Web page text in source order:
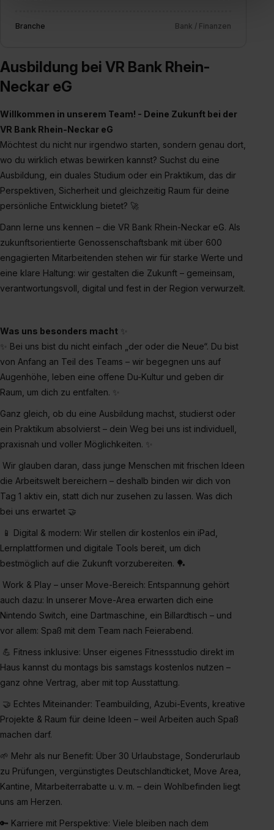
einverstanden, dass dir nach Setzen der Cookies externe
erforderliche personenbezogene Daten an Social Media
Dienste, ggfs. mit Sitz in den USA, übermittelt werden.
Eine Erlaubnis hierfür kannst du auch später noch im
bestimmte Verwendungszwecke zulassen, triff deine
Auswahl über die Checkboxen und klick auf „Auswahl
erlauben“. Die Einwilligung zur Platzierung von Cookies
der Kategorien „Präferenzen“, „Statistiken“ und „Social
Media und Marketing“ umfasst hierbei die Einwilligung
zur Übermittlung deiner Daten in die USA (Art. 49 Abs. 1
S. 1 lit. a) DS-GVO). Die USA verfügen über kein
Wirkung für die Zukunft ganz oder teilweise über unsere
Datenschutzerklärung unter dem Punkt „Datenschutz-
Einstellungen“ widerrufen. Weitere Informationen zu den
einzelnen Cookies findest du durch Klick auf „Details
Branche Bank / Finanzen
Ausbildung bei VR Bank Rhein-
Neckar eG
Willkommen in unserem Team! - Deine Zukunft bei der
VR Bank Rhein-Neckar eG
Möchtest du nicht nur irgendwo starten, sondern genau dort,
wo du wirklich etwas bewirken kannst? Suchst du eine
Ausbildung, ein duales Studium oder ein Praktikum, das dir
Perspektiven, Sicherheit und gleichzeitig Raum für deine
persönliche Entwicklung bietet? 🚀
Dann lerne uns kennen – die VR Bank Rhein-Neckar eG. Als
zukunftsorientierte Genossenschaftsbank mit über 600
engagierten Mitarbeitenden stehen wir für starke Werte und
eine klare Haltung: wir gestalten die Zukunft – gemeinsam,
verantwortungsvoll, digital und fest in der Region verwurzelt.
Was uns besonders macht ✨
✨ Bei uns bist du nicht einfach „der oder die Neue“. Du bist
von Anfang an Teil des Teams – wir begegnen uns auf
Augenhöhe, leben eine offene Du-Kultur und geben dir
Raum, um dich zu entfalten. ✨
Ganz gleich, ob du eine Ausbildung machst, studierst oder
ein Praktikum absolvierst – dein Weg bei uns ist individuell,
praxisnah und voller Möglichkeiten. ✨
Wir glauben daran, dass junge Menschen mit frischen Ideen
die Arbeitswelt bereichern – deshalb binden wir dich von
Tag 1 aktiv ein, statt dich nur zusehen zu lassen. Was dich
bei uns erwartet 🤝
📱 Digital & modern: Wir stellen dir kostenlos ein iPad,
Lernplattformen und digitale Tools bereit, um dich
bestmöglich auf die Zukunft vorzubereiten. 🏓
Work & Play – unser Move-Bereich: Entspannung gehört
auch dazu: In unserer Move-Area erwarten dich eine
Nintendo Switch, eine Dartmaschine, ein Billardtisch – und
vor allem: Spaß mit dem Team nach Feierabend.
💪 Fitness inklusive: Unser eigenes Fitnessstudio direkt im
Haus kannst du montags bis samstags kostenlos nutzen –
ganz ohne Vertrag, aber mit top Ausstattung.
🤝 Echtes Miteinander: Teambuilding, Azubi-Events, kreative
Projekte & Raum für deine Ideen – weil Arbeiten auch Spaß
machen darf.
🌱 Mehr als nur Benefit: Über 30 Urlaubstage, Sonderurlaub
zu Prüfungen, vergünstigtes Deutschlandticket, Move Area,
Kantine, Mitarbeiterrabatte u. v. m. – dein Wohlbefinden liegt
uns am Herzen.
🔑 Karriere mit Perspektive: Viele bleiben nach dem